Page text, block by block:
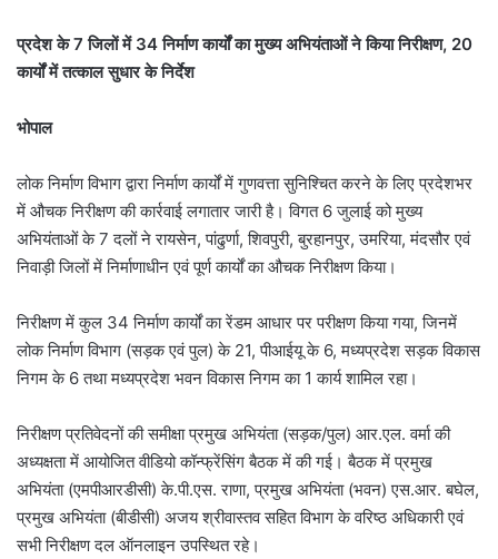
प्रदेश के 7 जिलों में 34 निर्माण कार्यों का मुख्य अभियंताओं ने किया निरीक्षण, 20
कार्यों में तत्काल सुधार के निर्देश
भोपाल
लोक निर्माण विभाग द्वारा निर्माण कार्यों में गुणवत्ता सुनिश्चित करने के लिए प्रदेशभर
में औचक निरीक्षण की कार्रवाई लगातार जारी है। विगत 6 जुलाई को मुख्य
अभियंताओं के 7 दलों ने रायसेन, पांढुर्णा, शिवपुरी, बुरहानपुर, उमरिया, मंदसौर एवं
निवाड़ी जिलों में निर्माणाधीन एवं पूर्ण कार्यों का औचक निरीक्षण किया।
निरीक्षण में कुल 34 निर्माण कार्यों का रेंडम आधार पर परीक्षण किया गया, जिनमें
लोक निर्माण विभाग (सड़क एवं पुल) के 21, पीआईयू के 6, मध्यप्रदेश सड़क विकास
निगम के 6 तथा मध्यप्रदेश भवन विकास निगम का 1 कार्य शामिल रहा।
निरीक्षण प्रतिवेदनों की समीक्षा प्रमुख अभियंता (सड़क/पुल) आर.एल. वर्मा की
अध्यक्षता में आयोजित वीडियो कॉन्फ्रेंसिंग बैठक में की गई। बैठक में प्रमुख
अभियंता (एमपीआरडीसी) के.पी.एस. राणा, प्रमुख अभियंता (भवन) एस.आर. बघेल,
प्रमुख अभियंता (बीडीसी) अजय श्रीवास्तव सहित विभाग के वरिष्ठ अधिकारी एवं
सभी निरीक्षण दल ऑनलाइन उपस्थित रहे।